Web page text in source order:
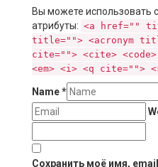
Вы можете использовать
атрибуты: <a href=""
title=""> <acronym
cite=""> <cite>
<em> <i> <q cite="">
Name*
Сохранить моё имя,